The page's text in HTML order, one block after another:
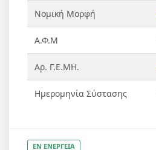
Νομική Μορφή
Α.Φ.Μ
Αρ. Γ.Ε.ΜΗ.
Ημερομηνία Σύστασης
ΕΝ ΕΝΕΡΓΕΙΑ